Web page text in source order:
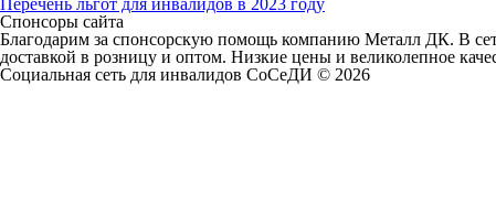
Перечень льгот для инвалидов в 2023 году
Спонсоры сайта
Благодарим за спонсорскую помощь компанию Металл ДК. В
доставкой в розницу и оптом. Низкие цены и великолепное
Социальная сеть для инвалидов СоСеДИ © 2026